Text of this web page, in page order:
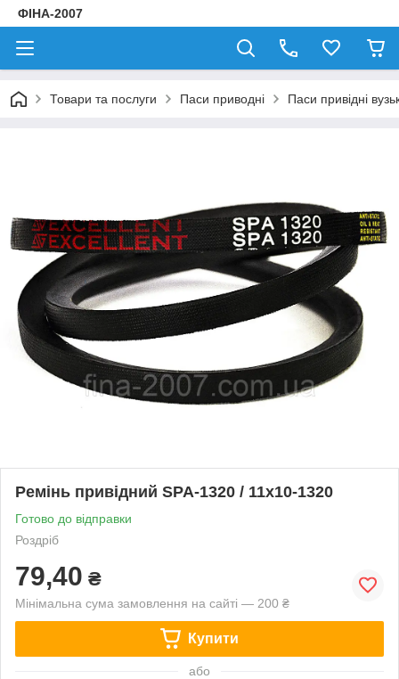
ФІНА-2007
Товари та послуги Паси приводні Паси привідні
Ремінь привідний SPA-1320 / 11x10-1320
Готово до відправки
Роздріб
79,40 ₴
Мінімальна сума замовлення на сайті — 200 ₴
Купити
або